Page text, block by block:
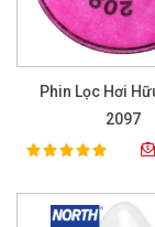
Phin Lọc Hơi
2097
Rating:
100%